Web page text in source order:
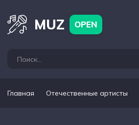
MUZ OPEN
Главная Отечественные артисты
артисты Популярные подборки